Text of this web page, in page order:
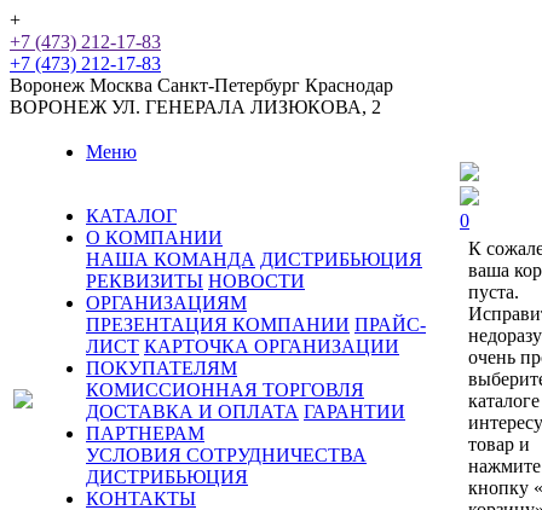
+
+7 (473) 212-17-83
+7 (473) 212-17-83
Воронеж Москва Санкт-Петербург Краснодар
ВОРОНЕЖ УЛ. ГЕНЕРАЛА ЛИЗЮКОВА, 2
Меню
КАТАЛОГ
О КОМПАНИИ
НАША КОМАНДА ДИСТРИБЬЮЦИЯ
РЕКВИЗИТЫ НОВОСТИ
ОРГАНИЗАЦИЯМ
ПРЕЗЕНТАЦИЯ КОМПАНИИ ПРАЙС-
ЛИСТ КАРТОЧКА ОРГАНИЗАЦИИ
ПОКУПАТЕЛЯМ
КОМИССИОННАЯ ТОРГОВЛЯ
ДОСТАВКА И ОПЛАТА ГАРАНТИИ
ПАРТНЕРАМ
УСЛОВИЯ СОТРУДНИЧЕСТВА
ДИСТРИБЬЮЦИЯ
КОНТАКТЫ
0
К
ваша
пуста.
очень
каталоге
товар и
нажмите
кнопку